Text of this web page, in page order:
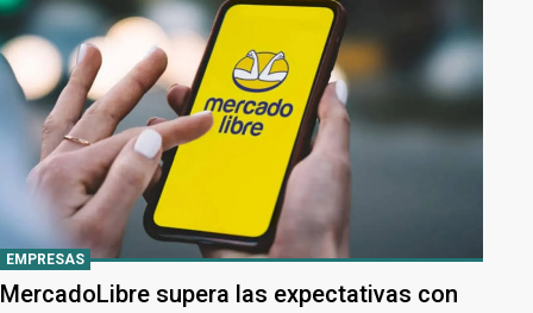
EMPRESAS
MercadoLibre supera las expectativas con